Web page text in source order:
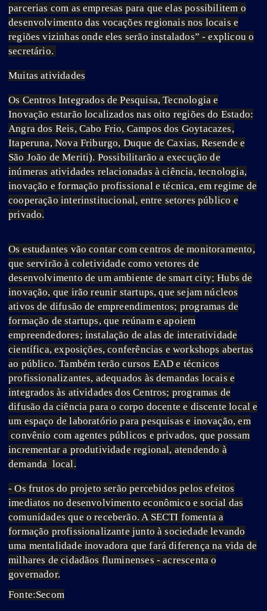
parcerias com as empresas para que elas possibilitem o
desenvolvimento das vocações regionais nos locais e
regiões vizinhas onde eles serão instalados” - explicou o
secretário.
Muitas atividades
Os Centros Integrados de Pesquisa, Tecnologia e
Inovação estarão localizados nas oito regiões do Estado:
Angra dos Reis, Cabo Frio, Campos dos Goytacazes,
Itaperuna, Nova Friburgo, Duque de Caxias, Resende e
São João de Meriti). Possibilitarão a execução de
inúmeras atividades relacionadas à ciência, tecnologia,
inovação e formação profissional e técnica, em regime de
cooperação interinstitucional, entre setores público e
privado.
Os estudantes vão contar com centros de monitoramento,
que servirão à coletividade como vetores de
desenvolvimento de um ambiente de smart city; Hubs de
inovação, que irão reunir startups, que sejam núcleos
ativos de difusão de empreendimentos; programas de
formação de startups, que reúnam e apoiem
empreendedores; instalação de alas de interatividade
científica, exposições, conferências e workshops abertas
ao público. Também terão cursos EAD e técnicos
profissionalizantes, adequados às demandas locais e
integrados às atividades dos Centros; programas de
difusão da ciência para o corpo docente e discente local e
um espaço de laboratório para pesquisas e inovação, em
convênio com agentes públicos e privados, que possam
incrementar a produtividade regional, atendendo à
demanda local.
- Os frutos do projeto serão percebidos pelos efeitos
imediatos no desenvolvimento econômico e social das
comunidades que o receberão. A SECTI fomenta a
formação profissionalizante junto à sociedade levando
uma mentalidade inovadora que fará diferença na vida de
milhares de cidadãos fluminenses - acrescenta o
governador.
Fonte:Secom